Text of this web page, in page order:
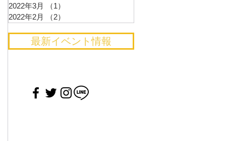
2022年3月
（1）
2022年2月
（2）
最新イベント情報